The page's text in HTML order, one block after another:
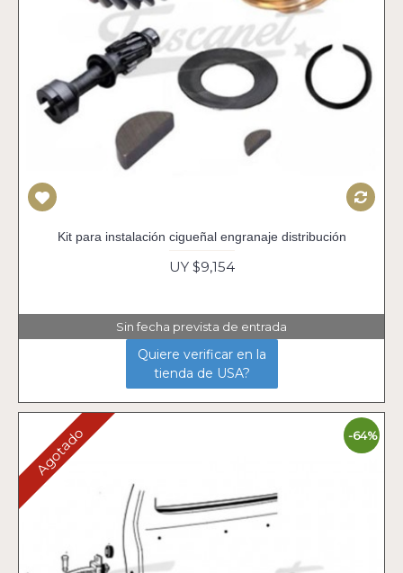
Kit para instalación cigueñal engranaje distribución
UY $9,154
Sin fecha prevista de entrada
Quiere verificar en la
tienda de USA?
-64%
Agotado